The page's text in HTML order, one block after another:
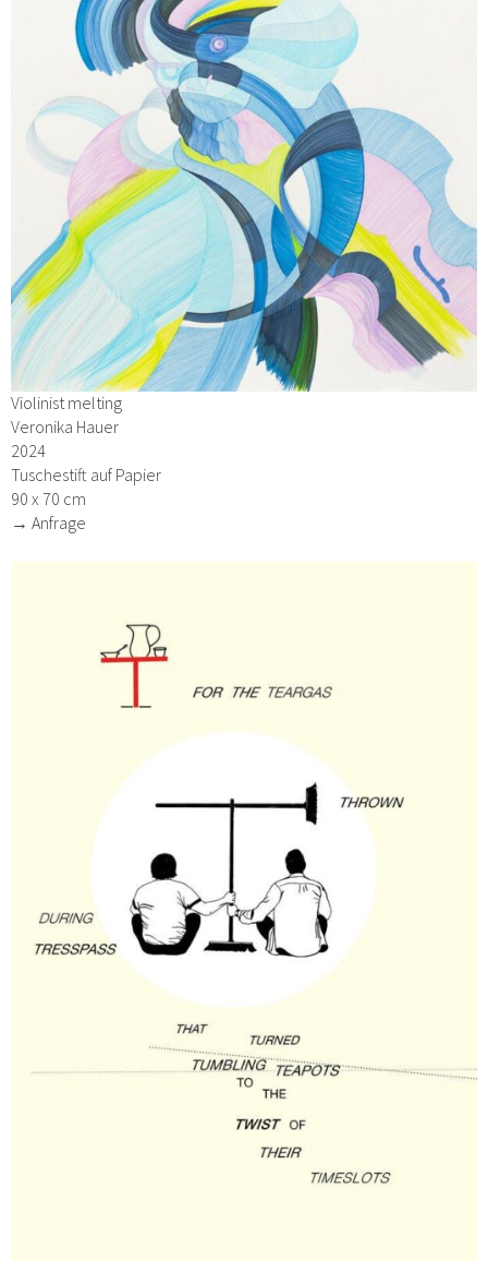
Violinist melting
Veronika Hauer
2024
Tuschestift auf Papier
90 x 70 cm
→ Anfrage